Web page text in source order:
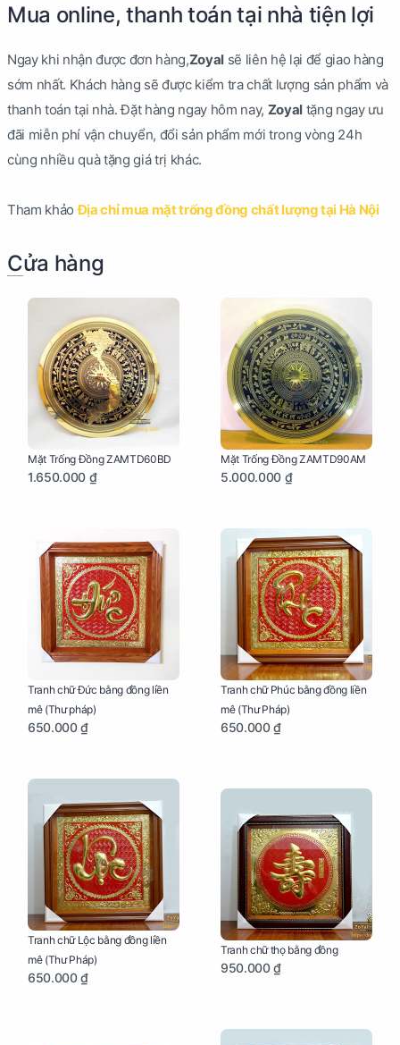
Mua online, thanh toán tại nhà tiện lợi
Ngay khi nhận được đơn hàng,Zoyalsẽ liên hệ lại để giao hàng
sớm nhất. Khách hàng sẽ được kiểm tra chất lượng sản phẩm và
thanh toán tại nhà. Đặt hàng ngay hôm nay, Zoyaltặng ngay ưu
đãi miễn phí vận chuyển, đổi sản phẩm mới trong vòng 24h
cùng nhiều quà tặng giá trị khác.
Tham khảoĐịa chỉ mua mặt trống đồng chất lượng tại Hà Nội
Cửa hàng
Mặt Trống Đồng ZAMTD60BD
1.650.000 ₫
Mặt Trống Đồng ZAMTD90AM
5.000.000 ₫
Tranh chữ Đức bằng đồng liền
mê (Thư pháp)
650.000 ₫
Tranh chữ Phúc bằng đồng liền
mê (Thư Pháp)
650.000 ₫
Tranh chữ Lộc bằng đồng liền
mê (Thư Pháp)
650.000 ₫
Tranh chữ thọ bằng đồng
950.000 ₫